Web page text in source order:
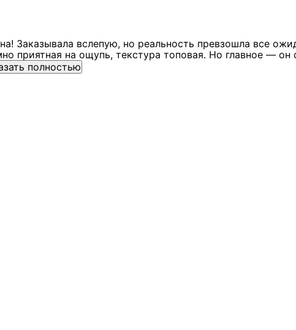
Заказывала вслепую, но реальность превзошла все
приятная на ощупь, текстура топовая. Но главное —
полностью